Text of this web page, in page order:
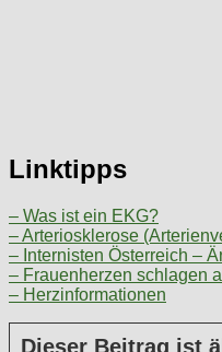
Linktipps
– Was ist ein EKG?
– Arteriosklerose
– Internisten Österreich –
– Frauenherzen schlagen
– Herzinformationen
Dieser Beitrag ist